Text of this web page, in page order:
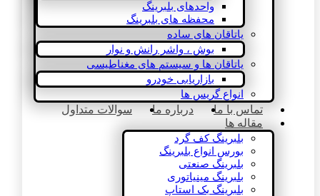
واحدهای بلبرینگ
محفظه های بلبرینگ
یاتاقان های ساده
بوش ، واشر رانش و نوار
یاتاقان ها و سیستم های مغناطیسی
بازاریابی خودرو
انواع گریس ها
تماس با ما درباره ما
سوالات متداول
مقاله ها
بلبرینگ کف گرد
بورس انواع بلبرینگ
بلبرینگ صنعتی
بلبرینگ مینیاتوری
بلبرینگ بک استاپ